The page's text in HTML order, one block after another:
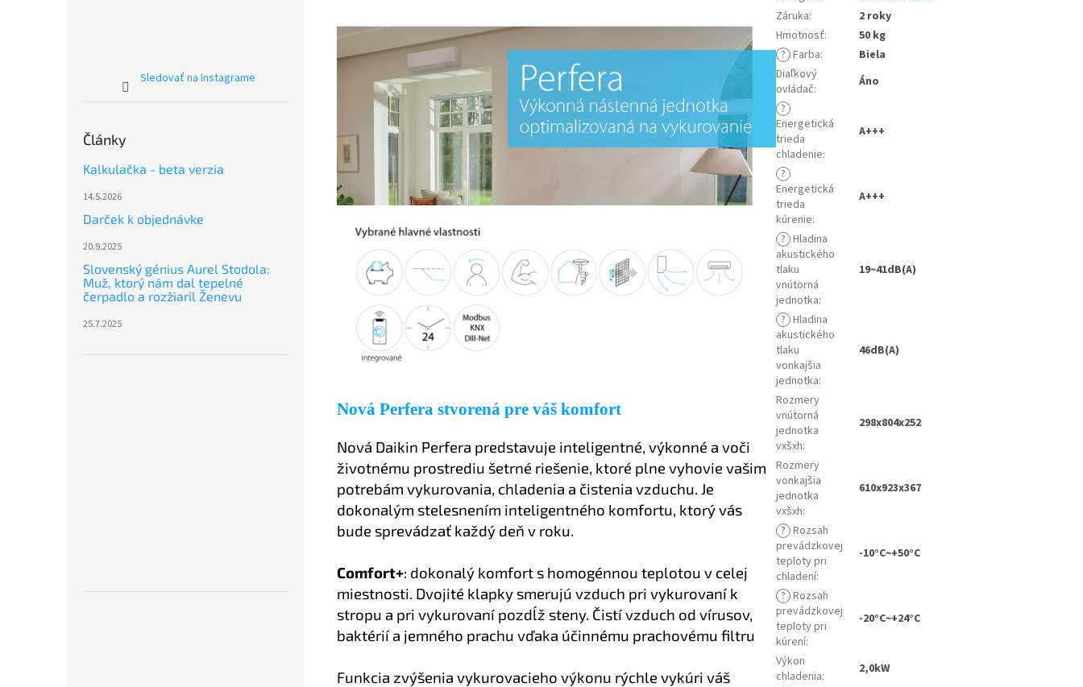
Sledovať na Instagrame
Články
Kalkulačka - beta verzia
14.5.2026
Darček k objednávke
20.9.2025
Slovenský génius Aurel Stodola:
Muž, ktorý nám dal tepelné
čerpadlo a rozžiaril Ženevu
25.7.2025
Nová Perfera stvorená pre váš komfort
Nová Daikin Perfera predstavuje inteligentné, výkonné a voči
životnému prostrediu šetrné riešenie, ktoré plne vyhovie vašim
potrebám vykurovania, chladenia a čistenia vzduchu. Je
dokonalým stelesnením inteligentného komfortu, ktorý vás
bude sprevádzať každý deň v roku.
Comfort+: dokonalý komfort s homogénnou teplotou v celej
miestnosti. Dvojité klapky smerujú vzduch pri vykurovaní k
stropu a pri vykurovaní pozdĺž steny. Čistí vzduch od vírusov,
baktérií a jemného prachu vďaka účinnému prachovému filtru
Funkcia zvýšenia vykurovacieho výkonu rýchle vykúri váš
Záruka:
2 roky
Hmotnosť:
50 kg
? Farba:
Biela
Diaľkový
ovládač:
Áno
?
Energetická
trieda
chladenie:
A+++
?
Energetická
trieda
kúrenie:
A+++
? Hladina
akustického
tlaku
vnútorná
jednotka:
19~41dB(A)
? Hladina
akustického
tlaku
vonkajšia
jednotka:
46dB(A)
Rozmery
vnútorná
jednotka
vxšxh:
298x804x252
Rozmery
vonkajšia
jednotka
vxšxh:
610x923x367
? Rozsah
prevádzkovej
teploty pri
chladení:
-10°C~+50°C
? Rozsah
prevádzkovej
teploty pri
kúrení:
-20°C~+24°C
Výkon
chladenia:
2,0kW